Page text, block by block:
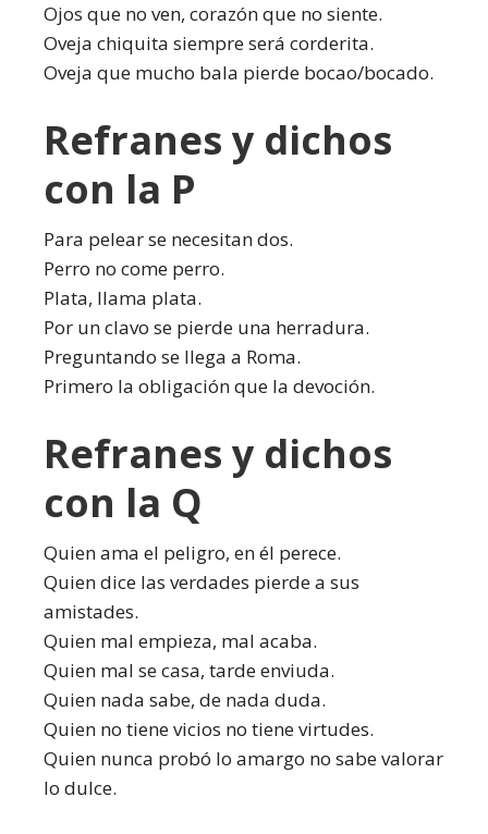
Ojos que no ven, corazón que no siente.
Oveja chiquita siempre será corderita.
Oveja que mucho bala pierde bocao/bocado.
Refranes y dichos
con la P
Para pelear se necesitan dos.
Perro no come perro.
Plata, llama plata.
Por un clavo se pierde una herradura.
Preguntando se llega a Roma.
Primero la obligación que la devoción.
Refranes y dichos
con la Q
Quien ama el peligro, en él perece.
Quien dice las verdades pierde a sus
amistades.
Quien mal empieza, mal acaba.
Quien mal se casa, tarde enviuda.
Quien nada sabe, de nada duda.
Quien no tiene vicios no tiene virtudes.
Quien nunca probó lo amargo no sabe valorar
lo dulce.